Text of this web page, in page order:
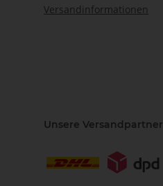
Versandinformationen
Unsere Versandpartner